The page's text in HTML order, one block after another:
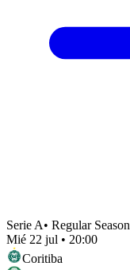
Serie A• Regular Season
Mié 22 jul • 20:00
Coritiba